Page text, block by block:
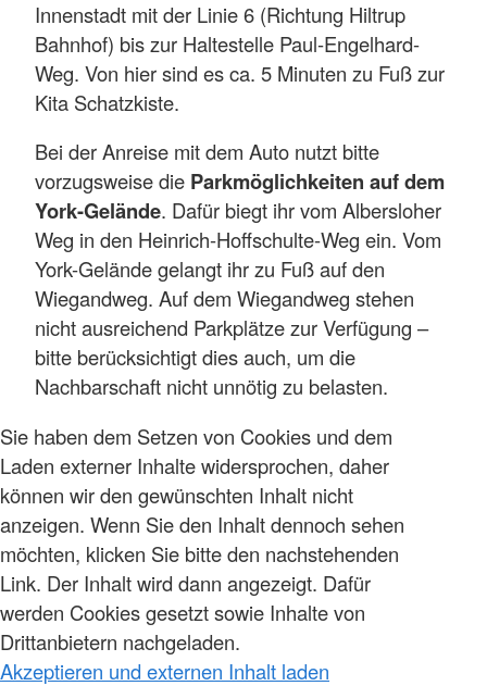
Innenstadt mit der Linie 6 (Richtung Hiltrup
Bahnhof) bis zur Haltestelle Paul-Engelhard-
Weg. Von hier sind es ca. 5 Minuten zu Fuß zur
Kita Schatzkiste.
Bei der Anreise mit dem Auto nutzt bitte
vorzugsweise die Parkmöglichkeiten auf dem
York-Gelände. Dafür biegt ihr vom Albersloher
Weg in den Heinrich-Hoffschulte-Weg ein. Vom
York-Gelände gelangt ihr zu Fuß auf den
Wiegandweg. Auf dem Wiegandweg stehen
nicht ausreichend Parkplätze zur Verfügung –
bitte berücksichtigt dies auch, um die
Nachbarschaft nicht unnötig zu belasten.
Sie haben dem Setzen von Cookies und dem
Laden externer Inhalte widersprochen, daher
können wir den gewünschten Inhalt nicht
anzeigen. Wenn Sie den Inhalt dennoch sehen
möchten, klicken Sie bitte den nachstehenden
Link. Der Inhalt wird dann angezeigt. Dafür
werden Cookies gesetzt sowie Inhalte von
Drittanbietern nachgeladen.
Akzeptieren und externen Inhalt laden